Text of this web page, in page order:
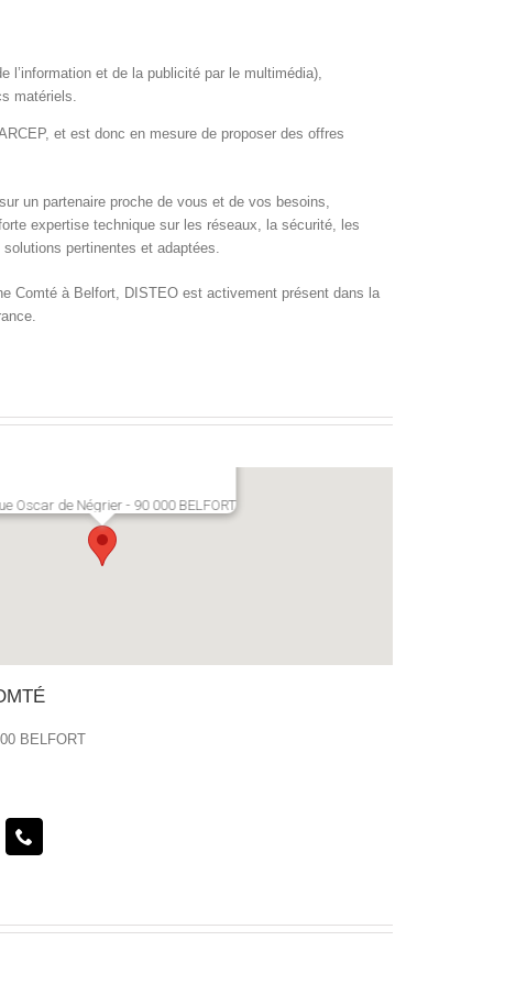
l’information et de la publicité par le multimédia),
matériels.
et est donc en mesure de proposer des offres
un partenaire proche de vous et de vos besoins,
expertise technique sur les réseaux, la sécurité, les
pertinentes et adaptées.
Comté à Belfort, DISTEO est activement présent dans la
Oscar de Négrier - 90 000 BELFORT
BELFORT